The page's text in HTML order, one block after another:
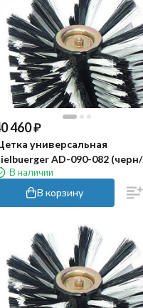
460₽
универсальная
AD-090-082 (черн/
В наличии
В корзину